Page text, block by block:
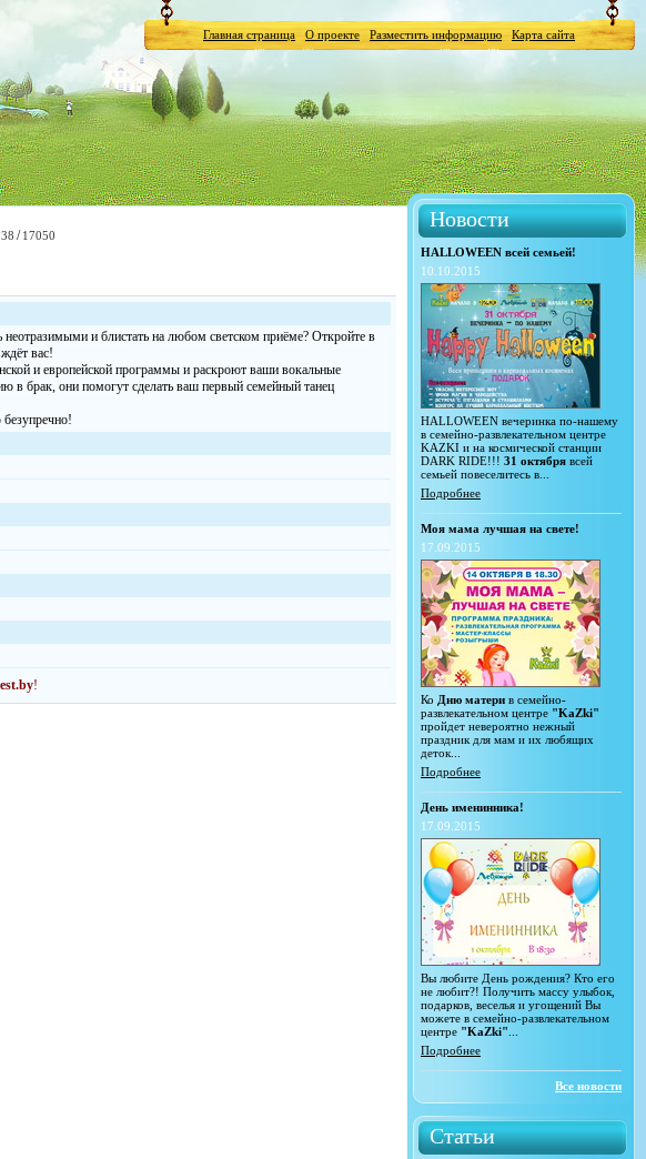
Главная страница О проекте Разместить информацию Карта сайта
38 / 17050
и блистать на любом светском приёме? Откройте в
вас!
и европейской программы и раскроют ваши вокальные
в брак, они помогут сделать ваш первый семейный танец
!
Новости
HALLOWEEN всей семьей!
10.10.2015
HALLOWEEN вечеринка по-нашему
в семейно-развлекательном центре
KAZKI и на космической станции
DARK RIDE!!! 31 октября всей
семьей повеселитесь в...
Подробнее
Моя мама лучшая на свете!
17.09.2015
Ко Дню матери в семейно-
развлекательном центре "KaZki"
пройдет невероятно нежный
праздник для мам и их любящих
деток...
Подробнее
День именинника!
17.09.2015
Вы любите День рождения? Кто его
не любит?! Получить массу улыбок,
подарков, веселья и угощений Вы
можете в семейно-развлекательном
центре "KaZki"
Подробнее
Все новости
Статьи